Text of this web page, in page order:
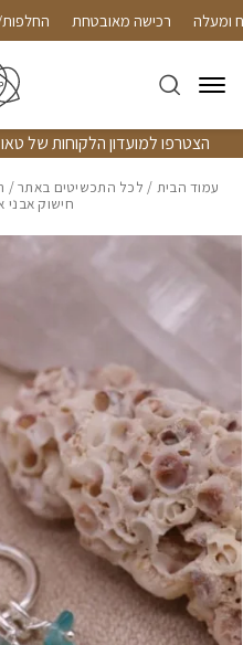
Skip to Contentרכישה מאובטחת
הצטרפו למועדון הלקוחות של טאו וקבלו 10% הנחה
עמוד הבית / לכל התכשיטים באתר/
חישוק אבני
בחזרה למעלה